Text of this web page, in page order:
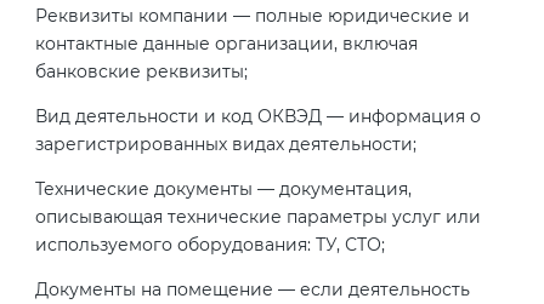
Реквизиты компании — полные юридические и
контактные данные организации, включая
банковские реквизиты;
Вид деятельности и код ОКВЭД — информация о
зарегистрированных видах деятельности;
Технические документы — документация,
описывающая технические параметры услуг или
используемого оборудования: ТУ, СТО;
Документы на помещение — если деятельность